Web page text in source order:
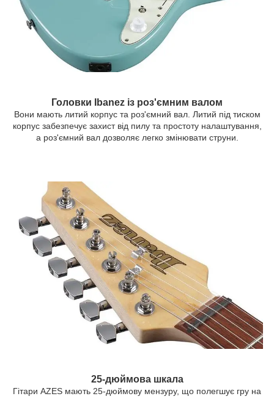
Головки Ibanez із роз'ємним валом
Вони мають литий корпус та роз'ємний вал. Литий під тиском
корпус забезпечує захист від пилу та простоту налаштування,
а роз'ємний вал дозволяє легко змінювати струни.
25-дюймова шкала
Гітари AZES мають 25-дюймову мензуру, що полегшує гру на